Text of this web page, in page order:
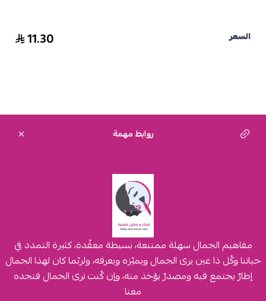
السعر 11.30
روابط مهمة
مفاهيم الجمال سهلة ممتنعة، بسيطة معقّدة، كثيرة التمدد في
حياتنا وكُل ذا عين يرى الجمال ويميّزه ويعرفه، ولربّما كان لهذا الجمال
إطارٌ يجتمع فيه ومصدرٌ يؤخذ منه، وإن كُنت ترى الجمال فتجده
معنا